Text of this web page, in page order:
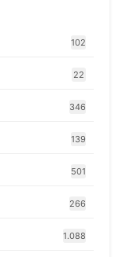
102
22
346
139
501
266
1.088